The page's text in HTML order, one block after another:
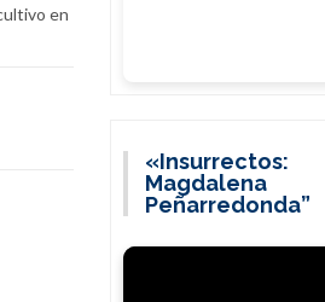
en
«Insurrectos:
Magdalena
Peñarredonda”